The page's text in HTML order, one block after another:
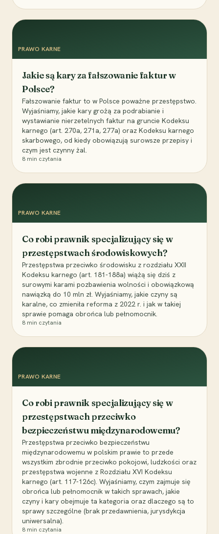
PRAWO KARNE
Jakie są kary za fałszowanie faktur w
Polsce?
Fałszowanie faktur to w Polsce poważne przestępstwo.
Wyjaśniamy, jakie kary grożą za podrabianie i
wystawianie nierzetelnych faktur na gruncie Kodeksu
karnego (art. 270a, 271a, 277a) oraz Kodeksu karnego
skarbowego, od kiedy obowiązują surowsze przepisy i
czym jest czynny żal.
8 min czytania
PRAWO KARNE
Co robi prawnik specjalizujący się w
przestępstwach środowiskowych?
Przestępstwa przeciwko środowisku z rozdziału XXII
Kodeksu karnego (art. 181-188a) wiążą się dziś z
surowymi karami pozbawienia wolności i obowiązkową
nawiązką do 10 mln zł. Wyjaśniamy, jakie czyny są
karalne, co zmieniła reforma z 2022 r. i jak w takiej
sprawie pomaga obrońca lub pełnomocnik.
8 min czytania
PRAWO KARNE
Co robi prawnik specjalizujący się w
przestępstwach przeciwko
bezpieczeństwu międzynarodowemu?
Przestępstwa przeciwko bezpieczeństwu
międzynarodowemu w polskim prawie to przede
wszystkim zbrodnie przeciwko pokojowi, ludzkości oraz
przestępstwa wojenne z Rozdziału XVI Kodeksu
karnego (art. 117-126c). Wyjaśniamy, czym zajmuje się
obrońca lub pełnomocnik w takich sprawach, jakie
czyny i kary obejmuje ta kategoria oraz dlaczego są to
sprawy szczególne (brak przedawnienia, jurysdykcja
uniwersalna).
8 min czytania